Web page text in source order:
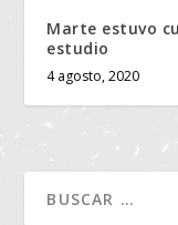
Marte estuvo
estudio
4 agosto, 2020